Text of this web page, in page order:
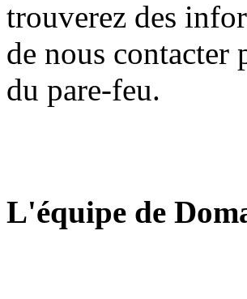
trouverez des
de nous contacter
du pare-feu.
L'équipe de